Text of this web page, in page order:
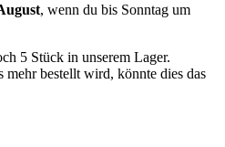
, wenn du bis Sonntag um
5 Stück in unserem Lager.
mehr bestellt wird, könnte dies das